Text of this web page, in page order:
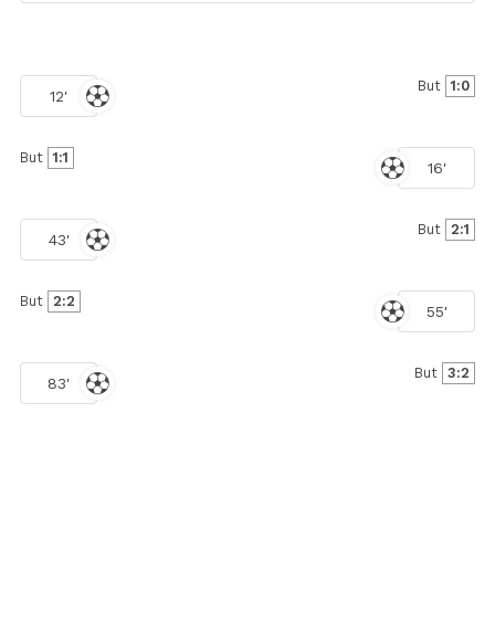
12'
But 1:0
16'
But 1:1
43'
But 2:1
55'
But 2:2
83'
But 3:2